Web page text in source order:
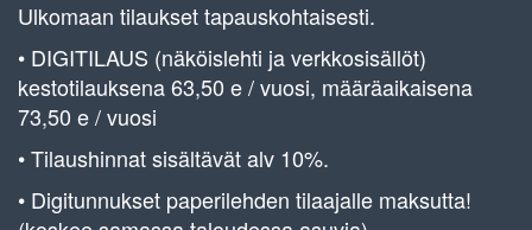
Ulkomaan tilaukset tapauskohtaisesti.
• DIGITILAUS (näköislehti ja verkkosisällöt)
kestotilauksena 63,50 e / vuosi, määräaikaisena
73,50 e / vuosi
• Tilaushinnat sisältävät alv 10%.
• Digitunnukset paperilehden tilaajalle maksutta!